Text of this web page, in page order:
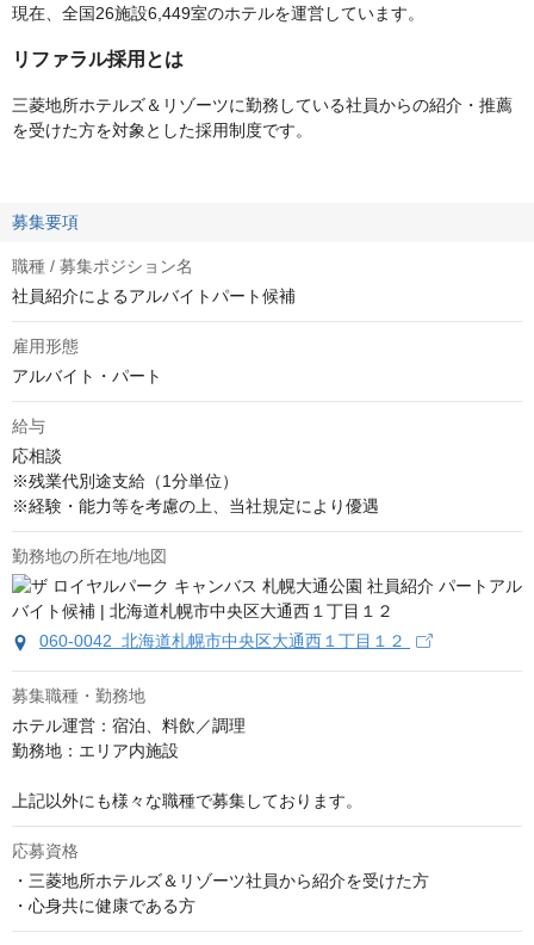
現在、全国26施設6,449室のホテルを運営しています。
リファラル採用とは
三菱地所ホテルズ＆リゾーツに勤務している社員からの紹介・推薦
を受けた方を対象とした採用制度です。
募集要項
職種 / 募集ポジション名
社員紹介によるアルバイトパート候補
雇用形態
アルバイト・パート
給与
応相談
※残業代別途支給（1分単位）
※経験・能力等を考慮の上、当社規定により優遇
勤務地の所在地/地図
060-0042 北海道札幌市中央区大通西１丁目１２
募集職種・勤務地
ホテル運営：宿泊、料飲／調理
勤務地：エリア内施設
上記以外にも様々な職種で募集しております。
応募資格
・三菱地所ホテルズ＆リゾーツ社員から紹介を受けた方
・心身共に健康である方